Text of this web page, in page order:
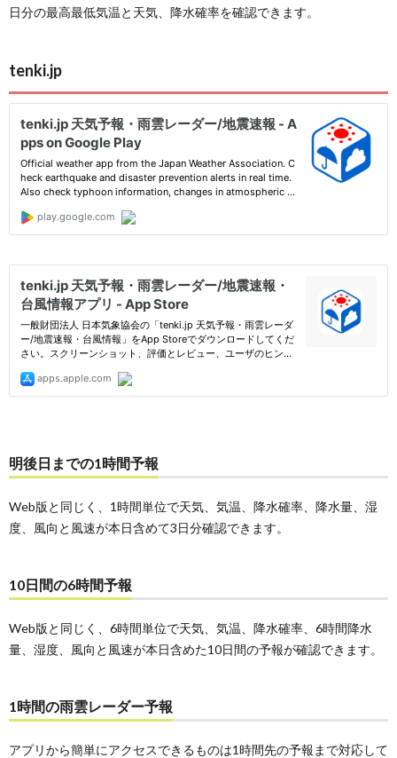
日分の最高最低気温と天気、降水確率を確認できます。
tenki.jp
明後日までの1時間予報
Web版と同じく、1時間単位で天気、気温、降水確率、降水量、湿
度、風向と風速が本日含めて3日分確認できます。
10日間の6時間予報
Web版と同じく、6時間単位で天気、気温、降水確率、6時間降水
量、湿度、風向と風速が本日含めた10日間の予報が確認できます。
1時間の雨雲レーダー予報
アプリから簡単にアクセスできるものは1時間先の予報まで対応して